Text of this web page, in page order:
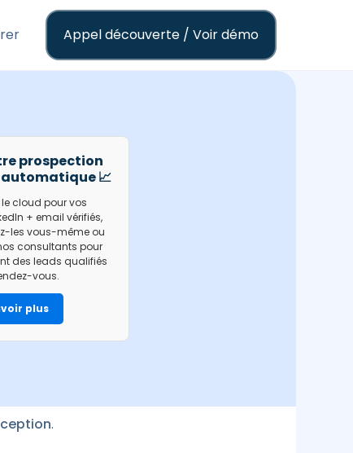
Appel découverte / Voir démo
prospection
automatique 📈
cloud pour vos
+ email vérifiés,
les vous-même ou
consultants pour
des leads qualifiés
vous.
plus
.